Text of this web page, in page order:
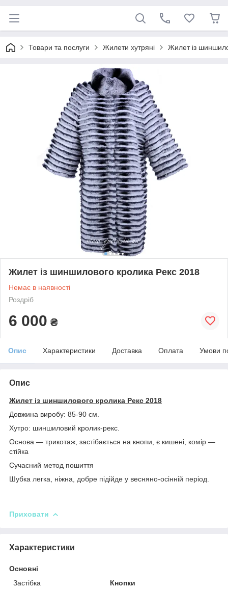
Товари та послуги Жилети хутряні Жилет із
Жилет із шиншилового кролика Рекс 2018
Немає в наявності
Роздріб
6 000 ₴
Опис Характеристики Доставка Оплата Умови
Опис
Жилет із шиншилового кролика Рекс 2018
Довжина виробу: 85-90 см.
Хутро: шиншиловий кролик-рекс.
Основа — трикотаж, застібається на кнопи, є кишені, комір —
стійка
Сучасний метод пошиття
Шубка легка, ніжна, добре підійде у весняно-осінній період.
Приховати
Характеристики
Основні
Застібка
Кнопки